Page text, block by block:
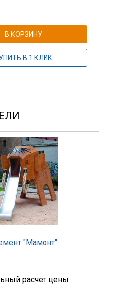
В КОРЗИНУ
В 1 КЛИК
"Мамонт"
расчет цены